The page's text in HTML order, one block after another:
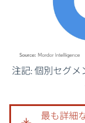
画像 © Mordor